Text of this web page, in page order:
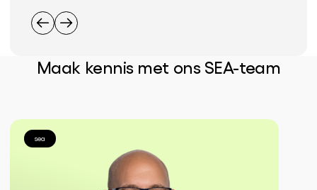
Maak kennis met ons SEA-team
sea